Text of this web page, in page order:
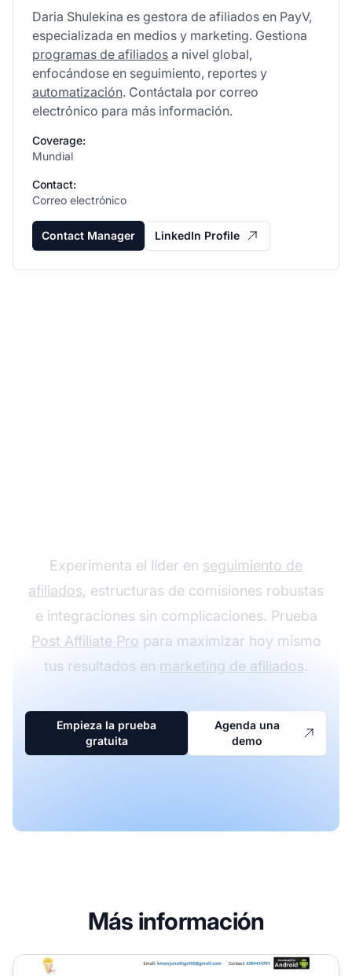
Daria Shulekina es gestora de afiliados en PayV,
especializada en medios y marketing. Gestiona
programas de afiliados a nivel global,
enfocándose en seguimiento, reportes y
automatización. Contáctala por correo
electrónico para más información.
Coverage:
Mundial
Contact:
Correo electrónico
Contact Manager LinkedIn Profile
Experimenta el líder en seguimiento de
afiliados, estructuras de comisiones robustas
e integraciones sin complicaciones. Prueba
Post Affiliate Pro para maximizar hoy mismo
tus resultados en marketing de afiliados.
Empieza la prueba
gratuita
Agenda una
demo
Más información
Programa de Afiliados V2Pay